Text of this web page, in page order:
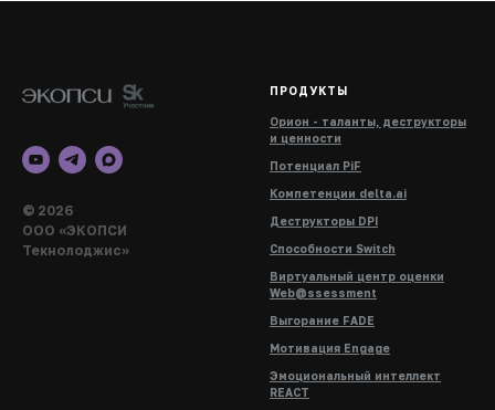
© 2026
ООО «ЭКОПСИ
Текнолоджис»
ПРОДУКТЫ
Орион - таланты, деструкторы
и ценности
Потенциал PiF
Компетенции delta.ai
Деструкторы DPI
Способности Switch
Виртуальный центр оценки
Web@ssessment
Выгорание FADE
Мотивация Engage
Эмоциональный интеллект
REACT